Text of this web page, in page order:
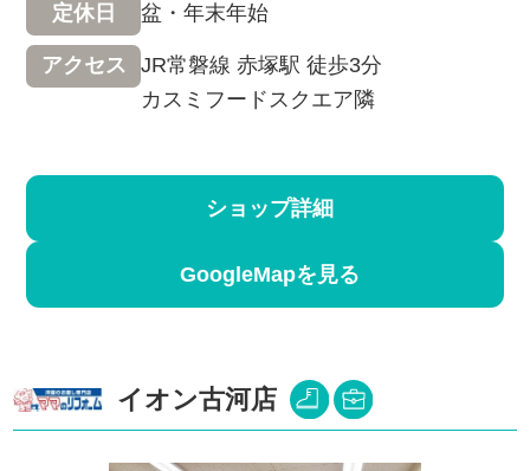
定休日 盆・年末年始
アクセス
JR常磐線 赤塚駅 徒歩3分
カスミフードスクエア隣
ショップ詳細
GoogleMapを見る
イオン古河店